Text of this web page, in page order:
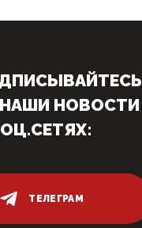
НОВОСТИ
ТЕЛЕГРАМ